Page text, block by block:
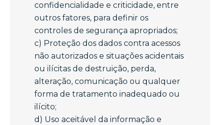
confidencialidade e criticidade, entre
outros fatores, para definir os
controles de segurança apropriados;
c) Proteção dos dados contra acessos
não autorizados e situações acidentais
ou ilícitas de destruição, perda,
alteração, comunicação ou qualquer
forma de tratamento inadequado ou
ilícito;
d) Uso aceitável da informação e